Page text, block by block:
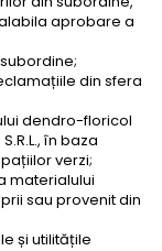
aprobare a
din sfera
dendro-floricol
în baza
verzi;
materialului
sau provenit din
și utilitățile